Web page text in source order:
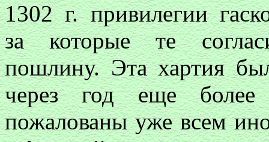
1302 г. привилегии
за которые те
пошлину. Эта хартия
через год еще более
пожалованы уже всем